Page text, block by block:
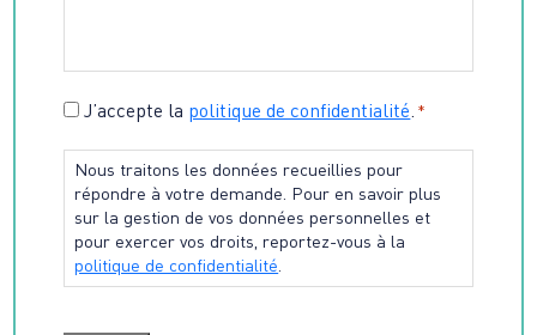
Consentement*
J’accepte la politique de confidentialité. *
Nous traitons les données recueillies pour
répondre à votre demande. Pour en savoir plus
sur la gestion de vos données personnelles et
pour exercer vos droits, reportez-vous à la
politique de confidentialité